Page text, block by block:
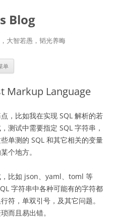
Blog
大智若愚，韬光养晦
单
Markup Language
，比如我在实现 SQL 解析的若
测试中需要指定 SQL 字符串，
单测的 SQL 和其它相关的变量
个地方。
比如 json、yaml、toml 等
字符串中各种可能有的字符都
符，单双引号，及其它问题。
而且易出错。